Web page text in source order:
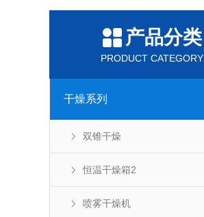
产品分类
PRODUCT CATEGORY
干燥系列
双锥干燥
恒温干燥箱2
喷雾干燥机